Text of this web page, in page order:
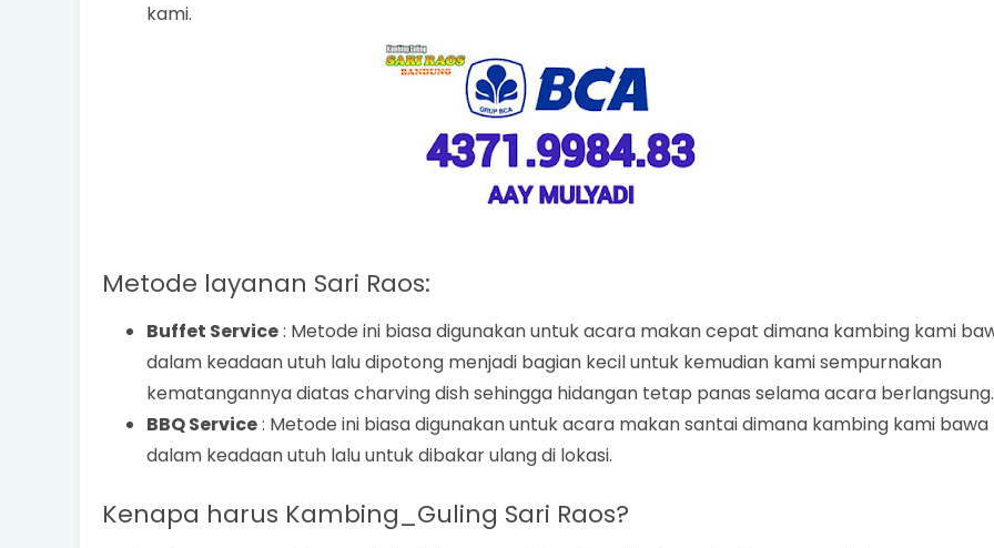
kami.
Metode layanan Sari Raos:
Buffet Service: Metode ini biasa digunakan untuk acara makan cepat dimana kambing kami
dalam keadaan utuh lalu dipotong menjadi bagian kecil untuk kemudian kami sempurnakan
kematangannya diatas charving dish sehingga hidangan tetap panas selama acara berlangsung.
BBQ Service: Metode ini biasa digunakan untuk acara makan santai dimana kambing kami bawa
dalam keadaan utuh lalu untuk dibakar ulang di lokasi.
Kenapa harus Kambing_Guling Sari Raos?